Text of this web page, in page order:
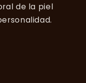
de la piel